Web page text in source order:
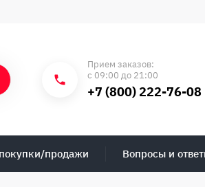
Прием заказов:
с 09:00 до 21:00
+7 (800) 222-76-08
продажи Вопросы и